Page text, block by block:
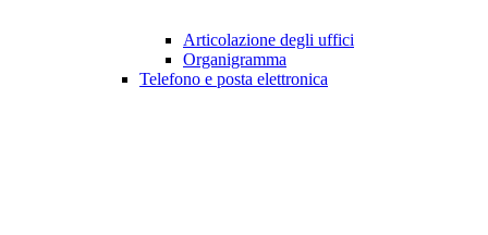
Articolazione degli uffici
Organigramma
Telefono e posta elettronica